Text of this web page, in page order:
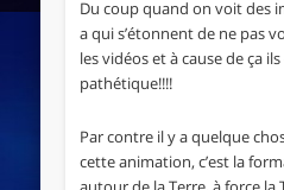
Du coup quand on voit des
a qui s’étonnent de ne pas
les vidéos et à cause de ça
pathétique!!!!
Par contre il y a quelque
cette animation, c’est la